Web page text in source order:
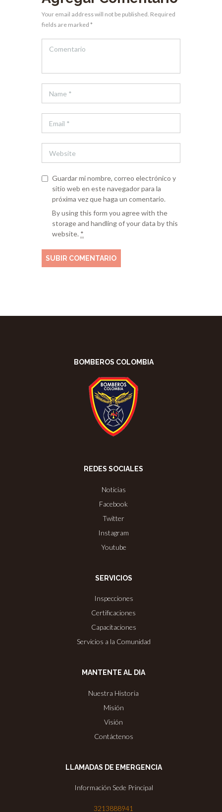
Your email address will not be published. Required
fields are marked *
Guardar mi nombre, correo electrónico y
sitio web en este navegador para la
próxima vez que haga un comentario.
By using this form you agree with the
storage and handling of your data by this
website. *
BOMBEROS COLOMBIA
REDES SOCIALES
Noticias
Facebook
Twitter
Instagram
Youtube
SERVICIOS
Inspecciones
Certificaciones
Capacitaciones
Servicios a la Comunidad
MANTENTE AL DIA
Nuestra Historia
Misión
Visión
Contáctenos
LLAMADAS DE EMERGENCIA
Información Sede Principal
3213888941